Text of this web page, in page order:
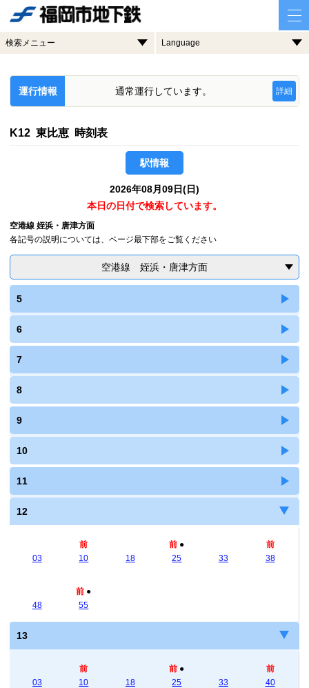
検索メニュー Language
運行情報 通常運行しています。 詳細
K12 東比恵 時刻表
駅情報
2026年08月09日(日)
本日の日付で検索しています。
空港線 姪浜・唐津方面
各記号の説明については、ページ最下部をご覧ください
空港線 姪浜・唐津方面
5
6
7
8
9
10
11
12
03
前
10
18
前 ●
25
33
前
38
48
前 ●
55
13
03
前
10
18
前 ●
25
33
前
40